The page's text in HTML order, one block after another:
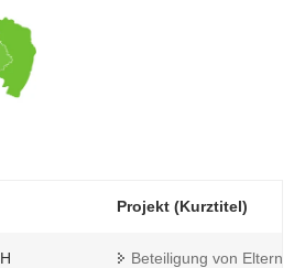
Projekt (Kurztitel)
Beteiligung von Eltern